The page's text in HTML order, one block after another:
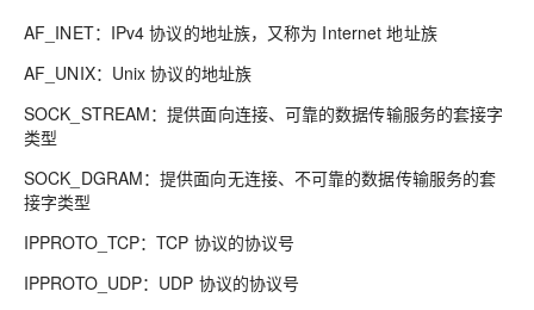
AF_INET：IPv4 协议的地址族，又称为 Internet 地址族
AF_UNIX：Unix 协议的地址族
SOCK_STREAM：提供面向连接、可靠的数据传输服务的套接字
类型
SOCK_DGRAM：提供面向无连接、不可靠的数据传输服务的套
接字类型
IPPROTO_TCP：TCP 协议的协议号
IPPROTO_UDP：UDP 协议的协议号